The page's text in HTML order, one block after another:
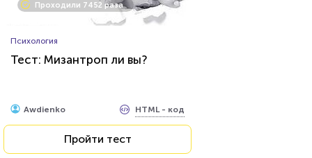
Проходили 7452 раза
Психология
Тест: Мизантроп ли вы?
Awdienko HTML - код
Пройти тест